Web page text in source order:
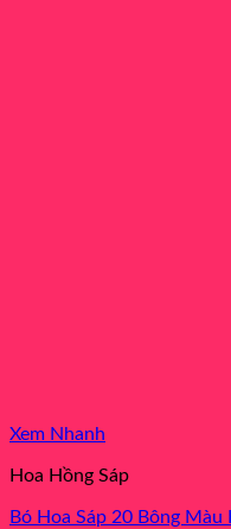
Xem Nhanh
Hoa Hồng Sáp
Bó Hoa Sáp 20 Bông